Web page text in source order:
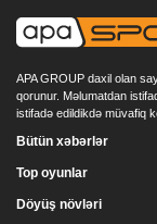
APA GROUP daxil olan
qorunur. Məlumatdan
istifadə edildikdə müvafiq
Bütün xəbərlər
Top oyunlar
Döyüş növləri